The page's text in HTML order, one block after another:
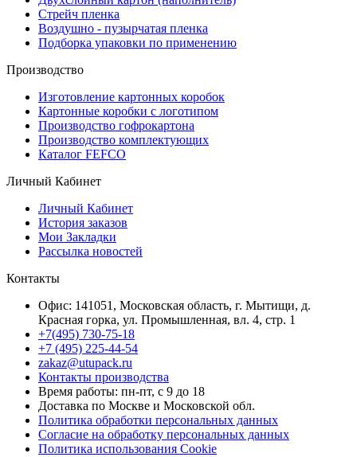
Стрейч пленка
Воздушно - пузырчатая пленка
Подборка упаковки по применению
Производство
Изготовление картонных коробок
Картонные коробки с логотипом
Производство гофрокартона
Производство комплектующих
Каталог FEFCO
Личный Кабинет
Личный Кабинет
История заказов
Мои Закладки
Рассылка новостей
Контакты
Офис: 141051, Московская область, г. Мытищи, д.
Красная горка, ул. Промышленная, вл. 4, стр. 1
+7(495) 730-75-18
+7 (495) 225-44-54
zakaz@utupack.ru
Контакты производства
Время работы: пн-пт, с 9 до 18
Доставка по Москве и Московской обл.
Политика обработки персональных данных
Согласие на обработку персональных данных
Политика использования Cookie